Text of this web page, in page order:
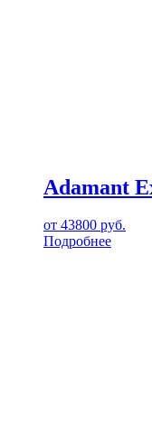
Adamant
от 43800 руб.
Подробнее